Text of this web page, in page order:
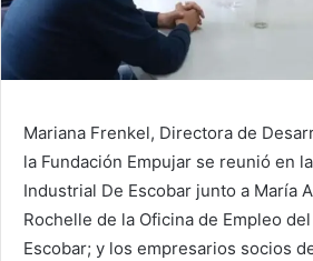
Mariana Frenkel, Directora de
la Fundación Empujar se reunió en
Industrial De Escobar junto a María
Rochelle de la Oficina de Empleo
Escobar; y los empresarios socios